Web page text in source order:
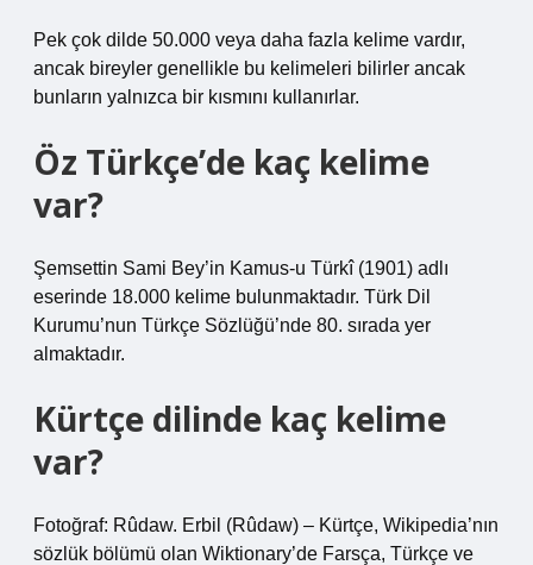
Pek çok dilde 50.000 veya daha fazla kelime vardır,
ancak bireyler genellikle bu kelimeleri bilirler ancak
bunların yalnızca bir kısmını kullanırlar.
Öz Türkçe’de kaç kelime
var?
Şemsettin Sami Bey’in Kamus-u Türkî (1901) adlı
eserinde 18.000 kelime bulunmaktadır. Türk Dil
Kurumu’nun Türkçe Sözlüğü’nde 80. sırada yer
almaktadır.
Kürtçe dilinde kaç kelime
var?
Fotoğraf: Rûdaw. Erbil (Rûdaw) – Kürtçe, Wikipedia’nın
sözlük bölümü olan Wiktionary’de Farsça, Türkçe ve